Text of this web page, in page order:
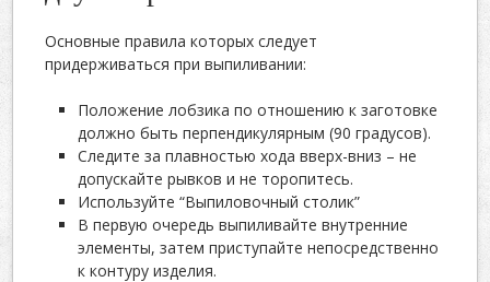
Основные правила которых следует
придерживаться при выпиливании:
Положение лобзика по отношению к заготовке
должно быть перпендикулярным (90 градусов).
Следите за плавностью хода вверх-вниз – не
допускайте рывков и не торопитесь.
Используйте “Выпиловочный столик”
В первую очередь выпиливайте внутренние
элементы, затем приступайте непосредственно
к контуру изделия.